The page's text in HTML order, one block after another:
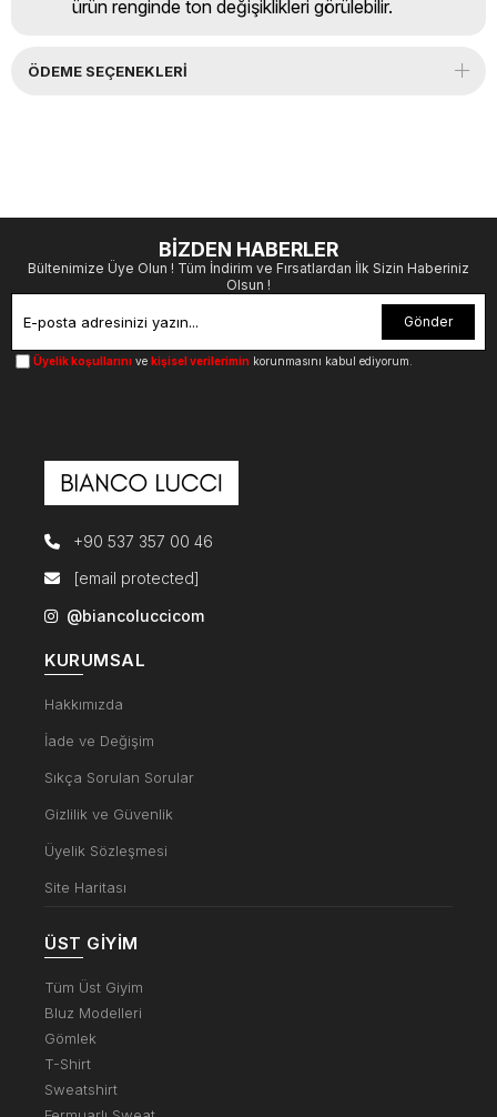
ürün renginde ton değişiklikleri görülebilir.
ÖDEME SEÇENEKLERI
BİZDEN HABERLER
Bültenimize Üye Olun ! Tüm İndirim ve Fırsatlardan İlk Sizin Haberiniz
Olsun !
Gönder
Üyelik koşullarını ve kişisel verilerimin korunmasını kabul ediyorum.
+90 537 357 00 46
[email protected]
@biancoluccicom
KURUMSAL
Hakkımızda
İade ve Değişim
Sıkça Sorulan Sorular
Gizlilik ve Güvenlik
Üyelik Sözleşmesi
Site Haritası
ÜST GIYIM
Tüm Üst Giyim
Bluz Modelleri
Gömlek
T-Shirt
Sweatshirt